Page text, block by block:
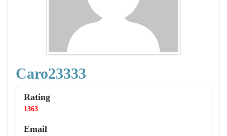
Caro23333
Rating
1363
Email